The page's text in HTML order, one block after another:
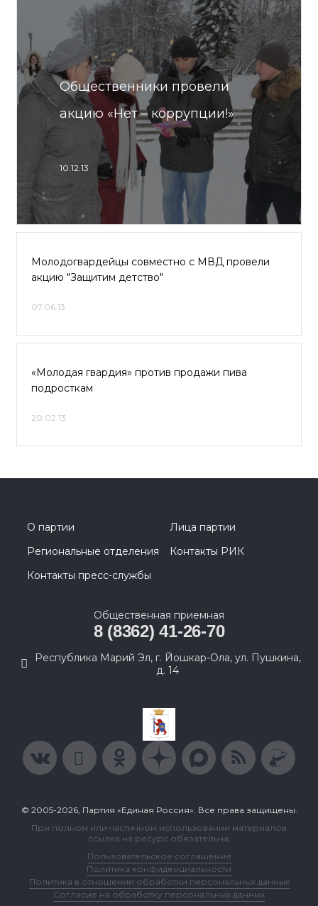
Общественники провели
акцию «Нет – коррупции!»
10.12.13
Молодогвардейцы совместно с МВД провели
акцию "Защитим детство"
07.06.13
«Молодая гвардия» против продажи пива
подросткам
20.02.13
О партии
Лица партии
Региональные отделения
Контакты РИК
Контакты пресс-службы
Общественная приемная
8 (8362) 41-26-70
Республика Марий Эл, г. Йошкар-Ола, ул. Пушкина,
д. 14
© 2005-2026, Партия «Единая Россия». Все права защищены.
При полном или частичном использовании материалов
ссылка на ресурс обязательна.
Пользовательское соглашение
Политика конфиденциальности
Политика в отношении обработки персональных данных
Согласие на обработку персональных данных